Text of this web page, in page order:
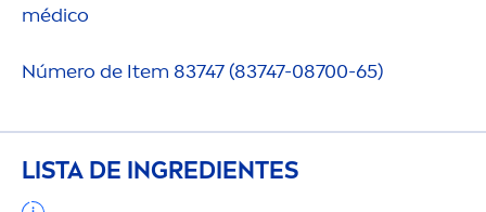
médico
Número de Item 83747 (83747-08700-65)
LISTA DE INGREDIENTES